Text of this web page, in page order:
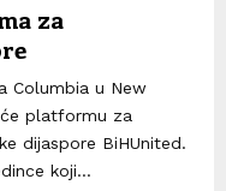
za
Columbia u New
platformu za
dijaspore BiHUnited.
koji...